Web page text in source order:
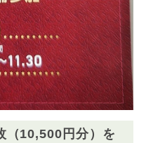
（10,500円分）を